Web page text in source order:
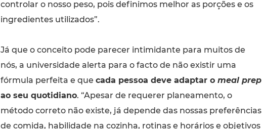
controlar o nosso peso, pois definimos melhor as porções e os
ingredientes utilizados”.
Já que o conceito pode parecer intimidante para muitos de
nós, a universidade alerta para o facto de não existir uma
fórmula perfeita e que cada pessoa deve adaptar o meal prep
ao seu quotidiano. “Apesar de requerer planeamento, o
método correto não existe, já depende das nossas preferências
de comida, habilidade na cozinha, rotinas e horários e objetivos